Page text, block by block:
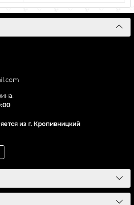
из г. Кропивницкий